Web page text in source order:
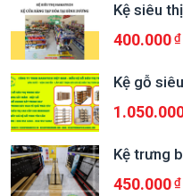
Kệ siêu
400.000
Kệ gỗ
Kệ trưng
450.000